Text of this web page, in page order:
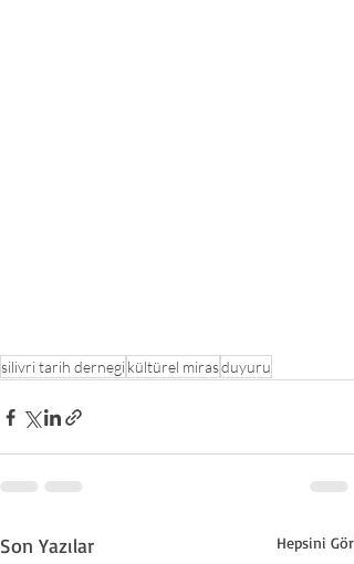
silivri tarih dernegikültürel mirasduyuru
Son Yazılar Hepsini Gör